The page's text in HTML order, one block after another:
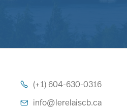
 (+1) 604-630-0316
 info@lerelaiscb.ca